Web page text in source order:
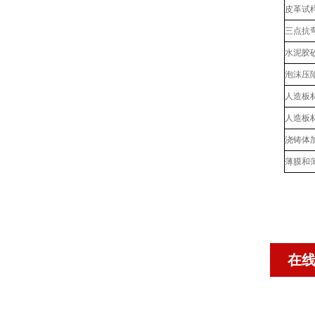
皮革试
三点抗
水泥胶
泡沫压
人造板
人造板
浇铸体
薄膜和
在